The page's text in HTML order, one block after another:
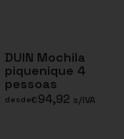
DUIN Mochila
piquenique 4
pessoas
desde€94,92 s/IVA